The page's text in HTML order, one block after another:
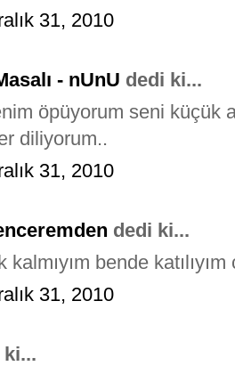
31, 2010
- nUnU dedi ki...
öpüyorum seni küçük
diliyorum..
31, 2010
dedi ki...
kalmıyım bende
31, 2010
ki...